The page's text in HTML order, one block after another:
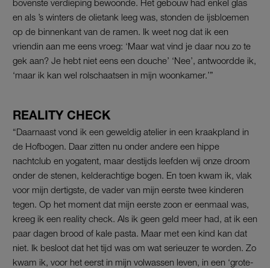
bovenste verdieping bewoonde. Het gebouw had enkel glas
en als ’s winters de olietank leeg was, stonden de ijsbloemen
op de binnenkant van de ramen. Ik weet nog dat ik een
vriendin aan me eens vroeg: ‘Maar wat vind je daar nou zo te
gek aan? Je hebt niet eens een douche’ ‘Nee’, antwoordde ik,
‘maar ik kan wel rolschaatsen in mijn woonkamer.’”
REALITY CHECK
“Daarnaast vond ik een geweldig atelier in een kraakpland in
de Hofbogen. Daar zitten nu onder andere een hippe
nachtclub en yogatent, maar destijds leefden wij onze droom
onder de stenen, kelderachtige bogen. En toen kwam ik, vlak
voor mijn dertigste, de vader van mijn eerste twee kinderen
tegen. Op het moment dat mijn eerste zoon er eenmaal was,
kreeg ik een reality check. Als ik geen geld meer had, at ik een
paar dagen brood of kale pasta. Maar met een kind kan dat
niet. Ik besloot dat het tijd was om wat serieuzer te worden. Zo
kwam ik, voor het eerst in mijn volwassen leven, in een ‘grote-